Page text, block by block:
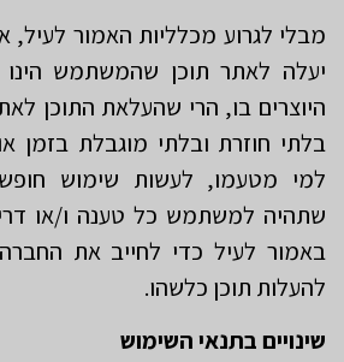
מבלי לגרוע מכלליות האמור
יעלה לאתר תוכן שהמשתמש הינו
היוצרים בו, הרי שהעלאת התוכן
בלתי חוזרת ובלתי מוגבלת בזמן
למי מטעמו, לעשות שימוש
שתהיה למשתמש כל טענה ו/או
באמור לעיל כדי לחייב את
להעלות תוכן כלשהו.
שינויים בתנאי השימוש